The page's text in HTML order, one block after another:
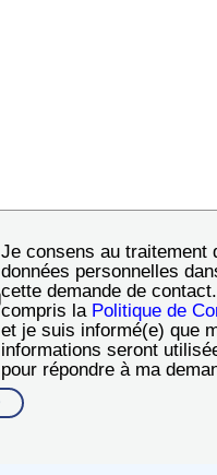
Je consens au traitement
données personnelles
cette demande de
compris la Politique de
et je suis informé(e) que
informations seront
pour répondre à ma